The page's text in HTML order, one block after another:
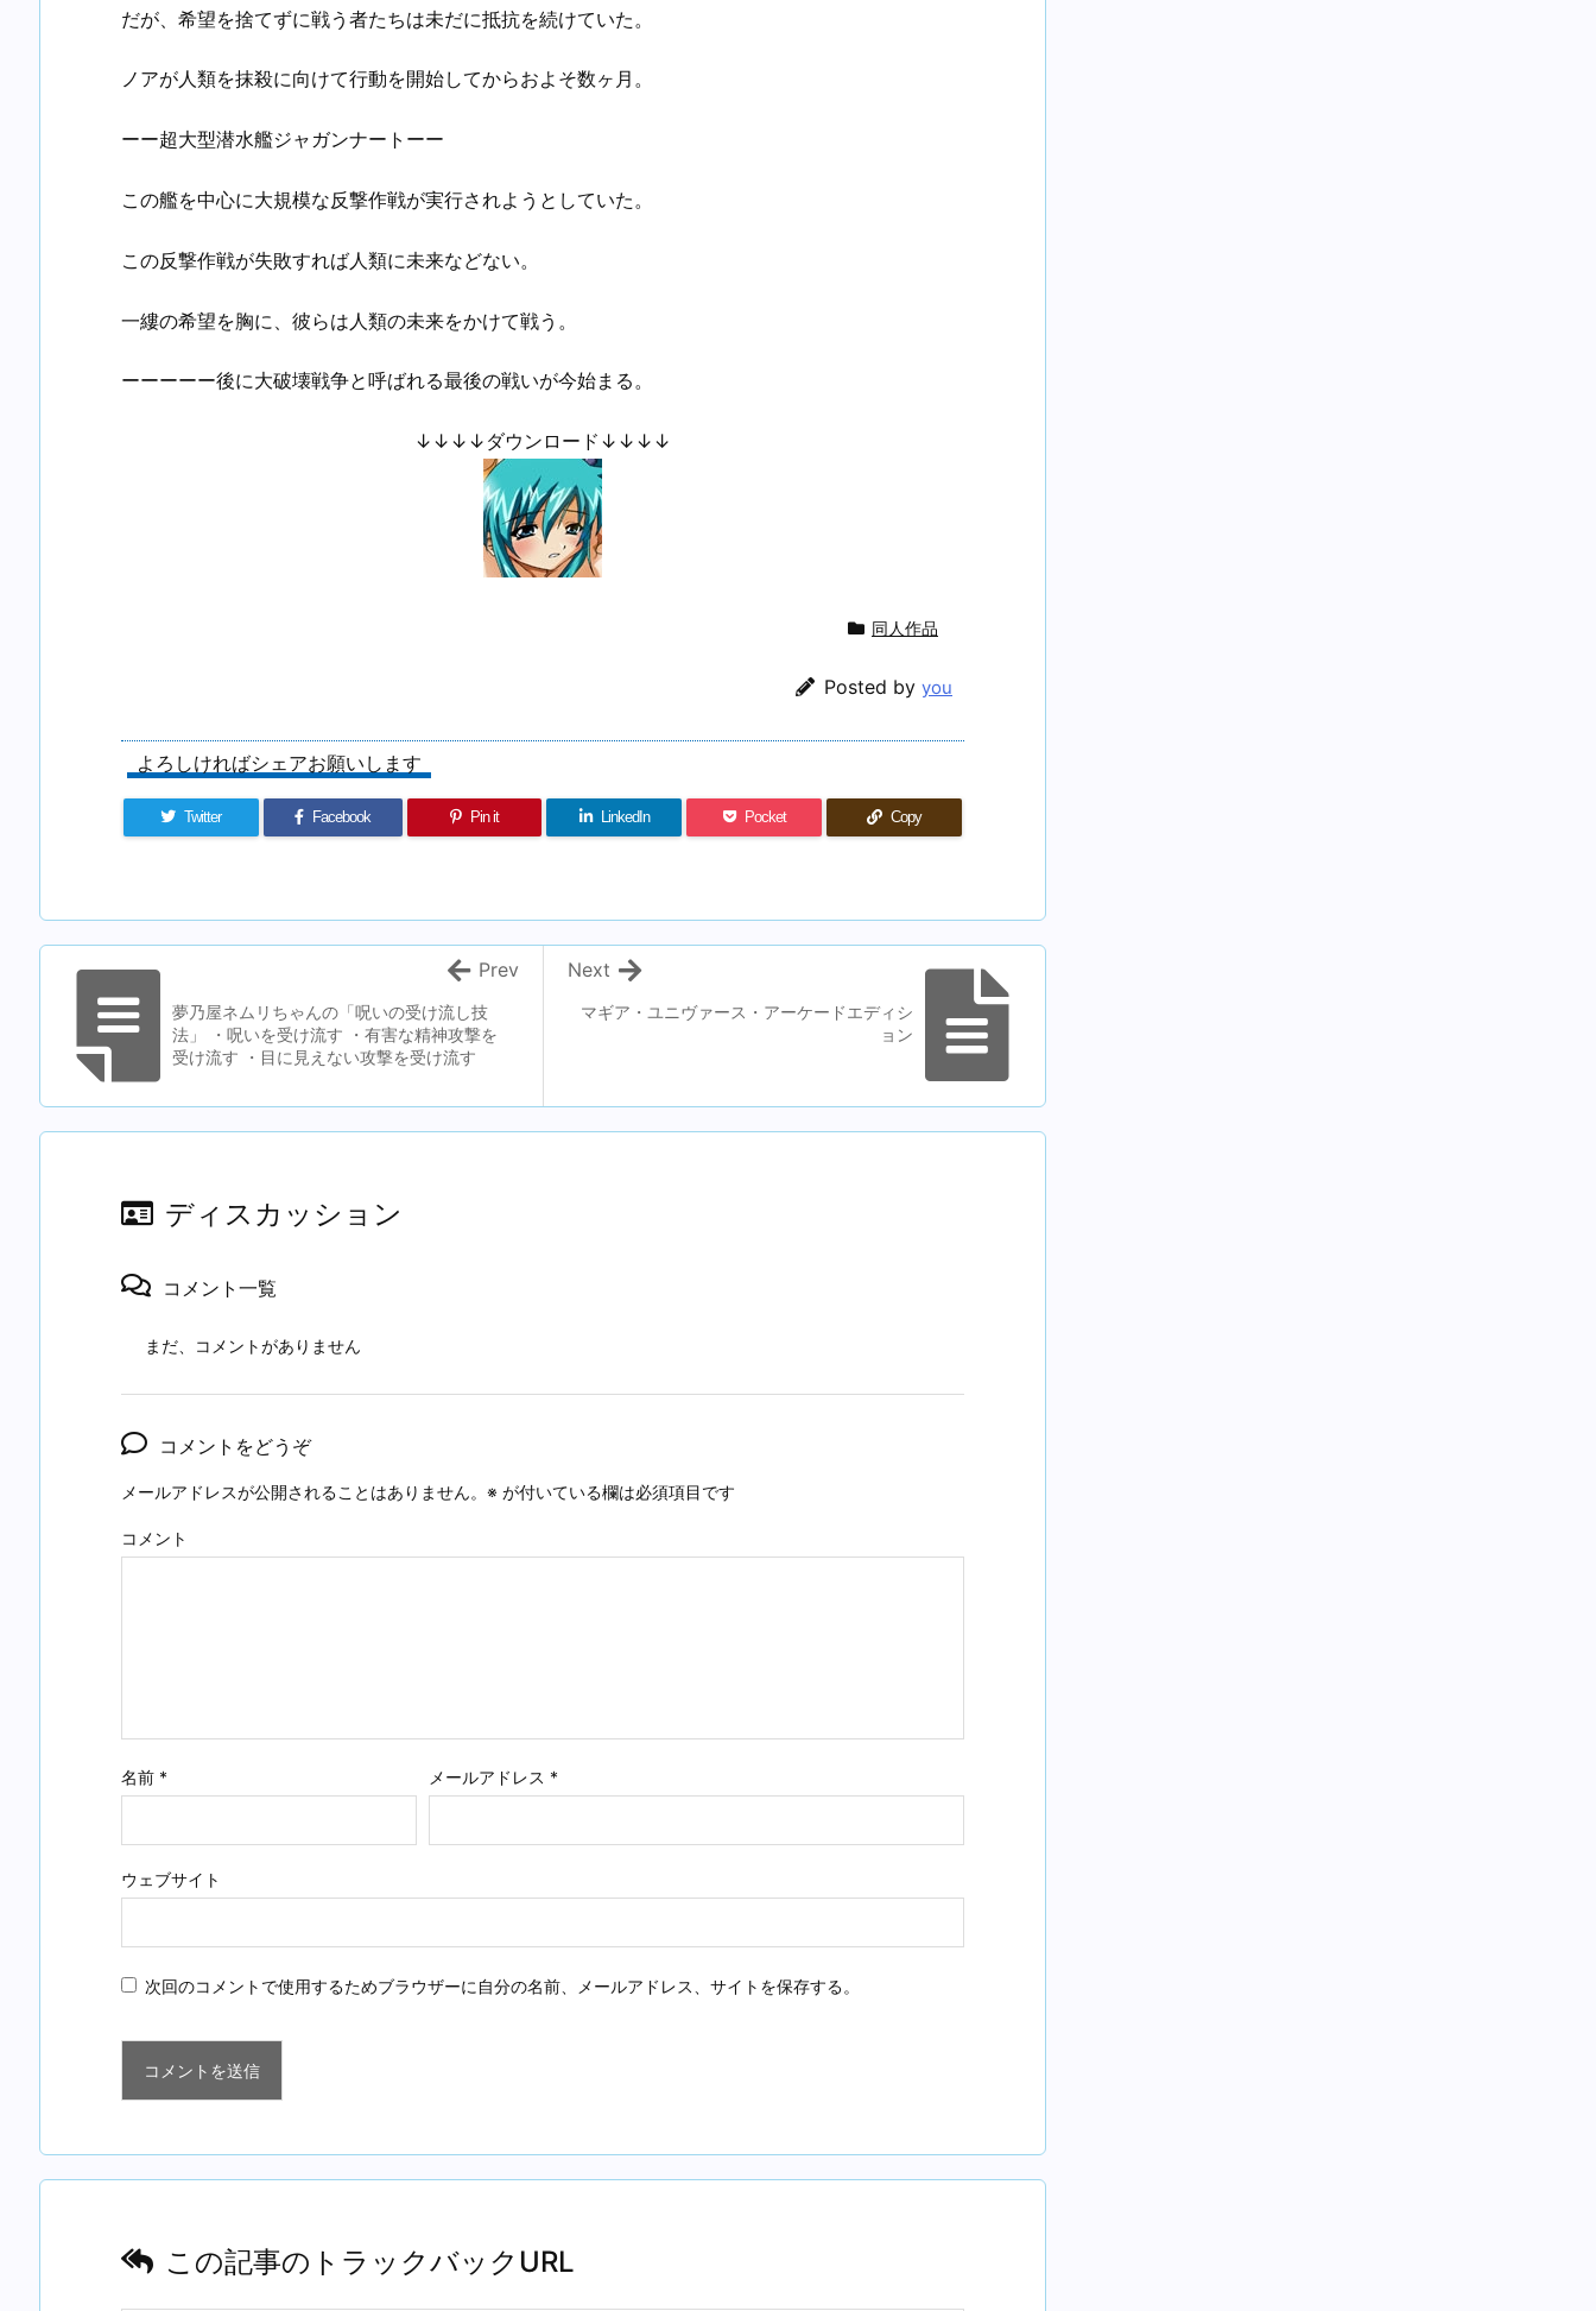
だが、希望を捨てずに戦う者たちは未だに抵抗を続けていた。
ノアが人類を抹殺に向けて行動を開始してからおよそ数ヶ月。
ーー超大型潜水艦ジャガンナートーー
この艦を中心に大規模な反撃作戦が実行されようとしていた。
この反撃作戦が失敗すれば人類に未来などない。
一縷の希望を胸に、彼らは人類の未来をかけて戦う。
ーーーーー後に大破壊戦争と呼ばれる最後の戦いが今始まる。
↓↓↓↓ダウンロード↓↓↓↓
同人作品
Posted by you
よろしければシェアお願いします
Twitter Facebook Pin it LinkedIn Pocket Copy
マギア・ユニヴァース・アーケードエディシ
ョン
Next
夢乃屋ネムリちゃんの「呪いの受け流し技
法」 ・呪いを受け流す ・有害な精神攻撃を
受け流す ・目に見えない攻撃を受け流す
Prev
ディスカッション
コメント一覧
まだ、コメントがありません
コメントをどうぞ
メールアドレスが公開されることはありません。 ※ が付いている欄は必須項目です
コメント
名前 * メールアドレス *
ウェブサイト
次回のコメントで使用するためブラウザーに自分の名前、メールアドレス、サイトを保存する。
この記事のトラックバックURL